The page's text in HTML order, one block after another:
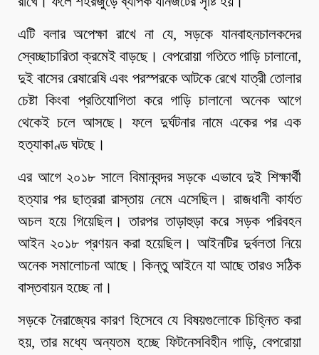
এটি বলার অপেক্ষা রাখে না যে, সড়কে যানবাহনচালকদের
স্বেচ্ছাচারিতা ক্রমেই বাড়ছে। বেপরোয়া গতিতে গাড়ি চালানো,
দুই বাসের রেষারেষি এবং পরস্পরকে আটকে রেখে যাত্রী তোলার
চেষ্টা কিংবা প্রতিযোগিতা করে গাড়ি চালানো অনেক আগে
থেকেই চলে আসছে। ফলে দুর্ঘটনার নামে একের পর এক
হত্যাকাণ্ড ঘটছে।
এর আগে ২০১৮ সালে বিমানবন্দর সড়কে এভাবে দুই শিক্ষার্থী
হত্যার পর ছাত্ররা রাস্তায় নেমে এসেছিল। রাজধানী কার্যত
অচল হয়ে গিয়েছিল। তারপর তাড়াহুড়া করে সড়ক পরিবহন
আইন ২০১৮ প্রণয়ন করা হয়েছিল। আইনটির দুর্বলতা নিয়ে
অনেক সমালোচনা আছে। কিন্তু আইনে যা আছে তারও সঠিক
বাস্তবায়ন হচ্ছে না।
সড়কে নৈরাজ্যের কারণ হিসেবে যে বিষয়গুলোকে চিহ্নিত করা
হয়, তার মধ্যে অন্যতম হচ্ছে ফিটনেসবিহীন গাড়ি, বেপরোয়া